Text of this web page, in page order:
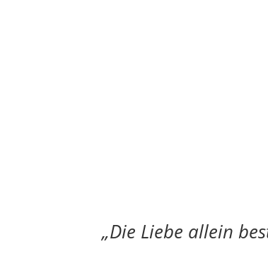
„Die Liebe allein